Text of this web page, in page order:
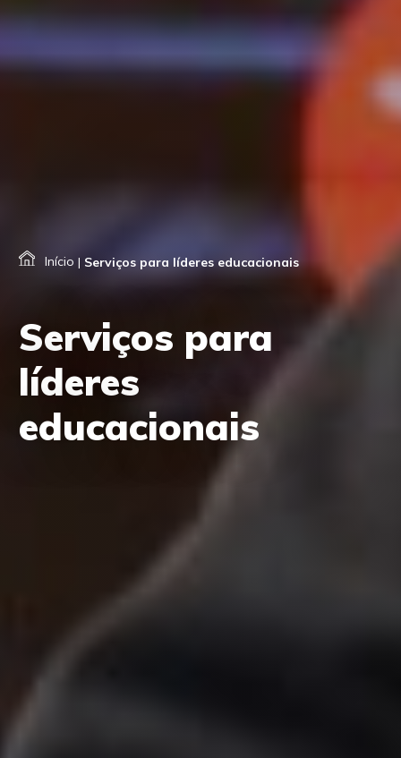
Início | Serviços para líderes educacionais
Serviços para
líderes
educacionais